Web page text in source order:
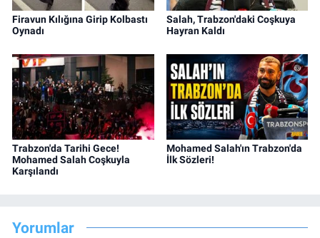
Firavun Kılığına Girip Kolbastı
Oynadı
Salah, Trabzon'daki Coşkuya
Hayran Kaldı
Trabzon'da Tarihi Gece!
Mohamed Salah Coşkuyla
Karşılandı
Mohamed Salah'ın Trabzon'da
İlk Sözleri!
Yorumlar